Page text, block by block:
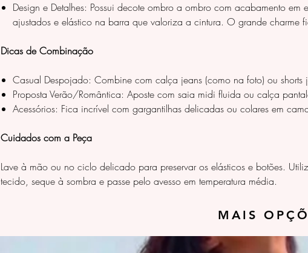
Design e Detalhes: Possui decote ombro a ombro com acabamento em
ajustados e elástico na barra que valoriza a cintura. O grande charme
Dicas de Combinação
Casual Despojado: Combine com calça jeans (como na foto) ou shorts
Proposta Verão/Romântica: Aposte com saia midi fluida ou calça
Acessórios: Fica incrível com gargantilhas delicadas ou colares em
Cuidados com a Peça
Lave à mão ou no ciclo delicado para preservar os elásticos e botões.
tecido, seque à sombra e passe pelo avesso em temperatura média.
MAIS